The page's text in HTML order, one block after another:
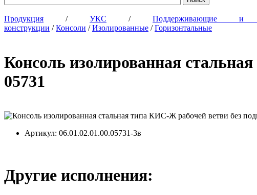
Продукция / УКС / Поддерживающие и
конструкции /Консоли /Изолированные /Горизонтальные
Консоль изолированная
05731
Артикул: 06.01.02.01.00.05731-3в
Другие исполнения: